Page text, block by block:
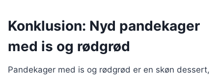
Konklusion: Nyd pandekager
med is og rødgrød
Pandekager med is og rødgrød er en skøn dessert,